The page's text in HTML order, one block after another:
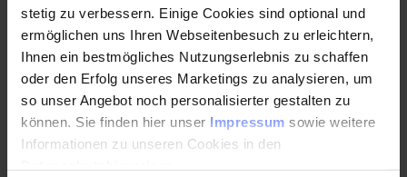
stetig zu verbessern. Einige Cookies sind optional und
ermöglichen uns Ihren Webseitenbesuch zu erleichtern,
Ihnen ein bestmögliches Nutzungserlebnis zu schaffen
oder den Erfolg unseres Marketings zu analysieren, um
so unser Angebot noch personalisierter gestalten zu
können. Sie finden hier unser Impressum sowie weitere
Informationen zu unseren Cookies in den
Simon Sack, Gründer und CEO von NEUROLOGIQ
sowie Mitglied im VDI smartAI Council, erklärt,
warum Industrial AI vor allem hochwertige,
vernetzte Daten…
WEITERLESEN